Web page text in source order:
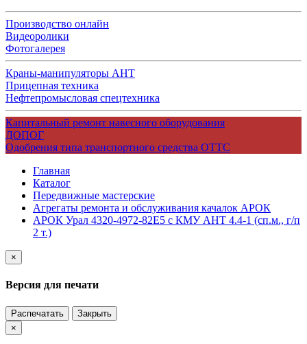
Производство онлайн
Видеоролики
Фотогалерея
Краны-манипуляторы АНТ
Прицепная техника
Нефтепромысловая спецтехника
Капитальный ремонт навесного оборудования
ДОПОГ
Одобрения типа транспортного средства ОТТС
Главная
Каталог
Передвижные мастерские
Агрегаты ремонта и обслуживания качалок АРОК
АРОК Урал 4320-4972-82Е5 с КМУ АНТ 4.4-1 (сп.м., г/п
2 т.)
×
Версия для печати
Распечатать
Закрыть
×